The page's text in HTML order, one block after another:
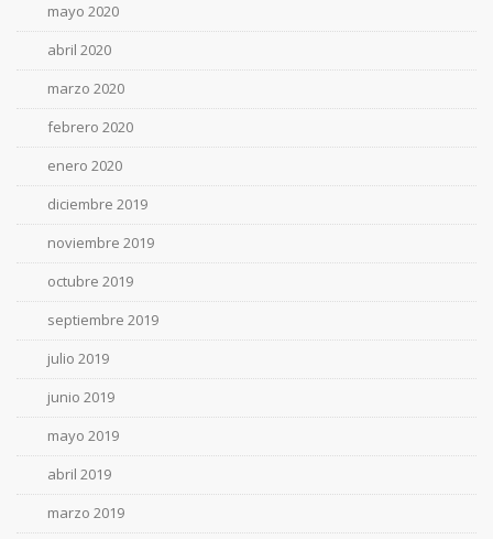
mayo 2020
abril 2020
marzo 2020
febrero 2020
enero 2020
diciembre 2019
noviembre 2019
octubre 2019
septiembre 2019
julio 2019
junio 2019
mayo 2019
abril 2019
marzo 2019